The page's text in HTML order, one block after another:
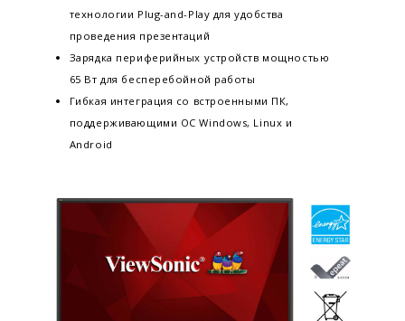
технологии Plug-and-Play для удобства
проведения презентаций
Зарядка периферийных устройств мощностью
65 Вт для бесперебойной работы
Гибкая интеграция со встроенными ПК,
поддерживающими ОС Windows, Linux и
Android